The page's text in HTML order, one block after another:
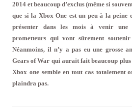
2014 et beaucoup d’exclus (même si
que si la Xbox One est un peu à la peine
présenter dans les mois à venir une
prometteurs qui vont sûrement
Néanmoins, il n’y a pas eu une grosse
Gears of War qui aurait fait beaucoup
Xbox one semble en tout cas totalement
plaindra pas.